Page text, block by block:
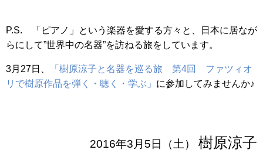
P.S. 「ピアノ」という楽器を愛する方々と、日本に居なが
らにして”世界中の名器”を訪ねる旅をしています。
3月27日、
「樹原涼子と名器を巡る旅 第4回 ファツィオ
リで樹原作品を弾く・聴く・学ぶ」 に参加してみませんか♪
2016年3月5日（土） 樹原涼子